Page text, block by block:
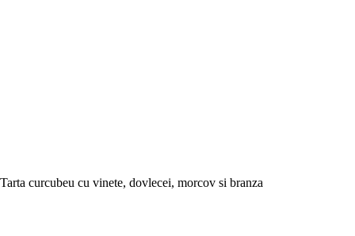
Tarta curcubeu cu vinete, dovlecei, morcov si branza